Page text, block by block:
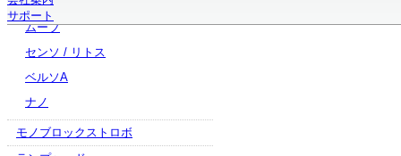
サポート
ムーブ
センソ / リトス
ベルソA
ナノ
モノブロックストロボ